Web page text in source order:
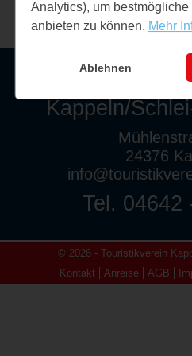
Kappeln/
24376
Tel. 04642
© 2026 - Touristikverein
Kontakt
Anreise AGB
Analytics), um
anbieten zu können. Mehr
Ablehnen